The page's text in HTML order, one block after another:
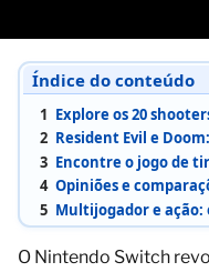
Índice do conteúdo
1 Explore os 20
2 Resident Evil e
3 Encontre o jogo de
4 Opiniões e
5 Multijogador e ação:
O Nintendo Switch